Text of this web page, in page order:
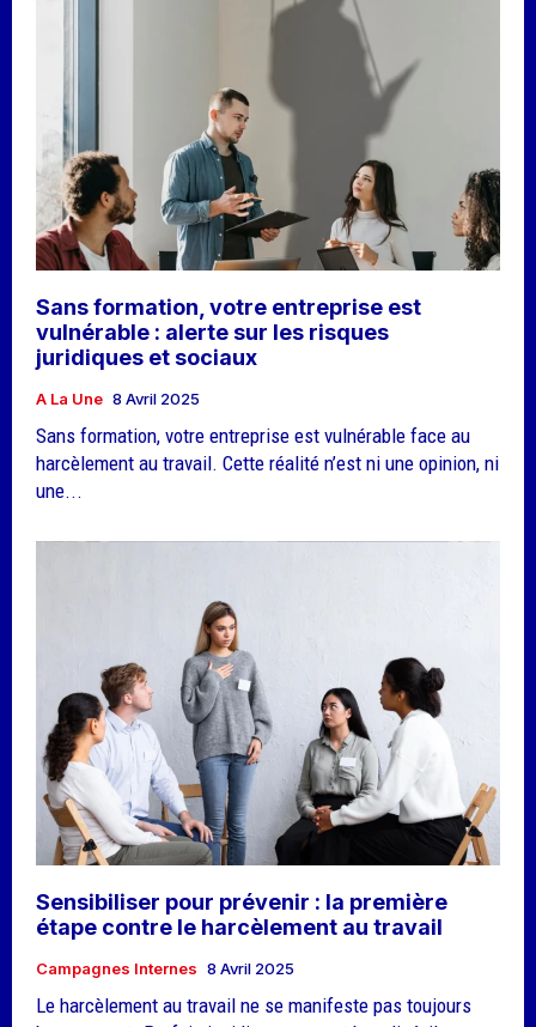
Sans formation, votre entreprise est
vulnérable : alerte sur les risques
juridiques et sociaux
A La Une 8 Avril 2025
Sans formation, votre entreprise est vulnérable face au
harcèlement au travail. Cette réalité n’est ni une opinion, ni
une...
Sensibiliser pour prévenir : la première
étape contre le harcèlement au travail
Campagnes Internes 8 Avril 2025
Le harcèlement au travail ne se manifeste pas toujours